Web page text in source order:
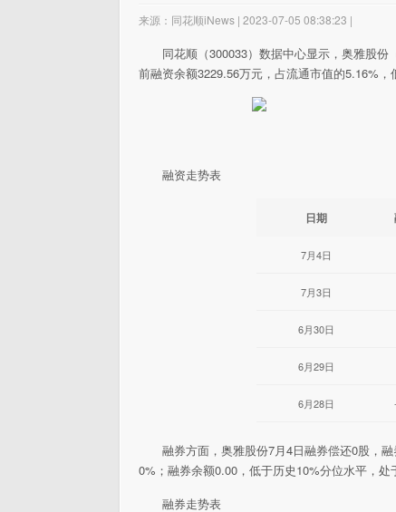
来源：同花顺iNews | 2023-07-05 08:38:23 |
同花顺（300033）数据中心显示，奥雅股
前融资余额3229.56万元，占流通市值的5.16%，
融资走势表
日期
7月4日
7月3日
6月30日
6月29日
6月28日
融券方面，奥雅股份7月4日融券偿还0股，
0%；融券余额0.00，低于历史10%分位水平，处
融券走势表